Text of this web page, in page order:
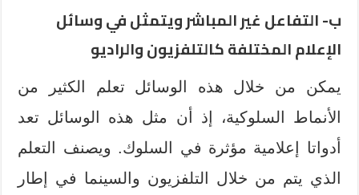
ب- التفاعل غير المباشر ويتمثل في وسائل
الإعلام المختلفة كالتلفزيون والراديو
يمكن من خلال هذه الوسائل تعلم الكثير من
الأنماط السلوكية، إذ أن مثل هذه الوسائل تعد
أدواتا إعلامية مؤثرة في السلوك. ويصنف التعلم
الذي يتم من خلال التلفزيون والسينما في إطار